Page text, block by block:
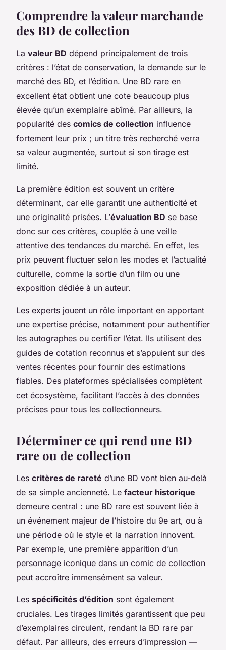
Comprendre la valeur marchande
des BD de collection
La valeur BD dépend principalement de trois
critères : l’état de conservation, la demande sur le
marché des BD, et l’édition. Une BD rare en
excellent état obtient une cote beaucoup plus
élevée qu’un exemplaire abîmé. Par ailleurs, la
popularité des comics de collection influence
fortement leur prix ; un titre très recherché verra
sa valeur augmentée, surtout si son tirage est
limité.
La première édition est souvent un critère
déterminant, car elle garantit une authenticité et
une originalité prisées. L’évaluation BD se base
donc sur ces critères, couplée à une veille
attentive des tendances du marché. En effet, les
prix peuvent fluctuer selon les modes et l’actualité
culturelle, comme la sortie d’un film ou une
exposition dédiée à un auteur.
Les experts jouent un rôle important en apportant
une expertise précise, notamment pour authentifier
les autographes ou certifier l’état. Ils utilisent des
guides de cotation reconnus et s’appuient sur des
ventes récentes pour fournir des estimations
fiables. Des plateformes spécialisées complètent
cet écosystème, facilitant l’accès à des données
précises pour tous les collectionneurs.
Déterminer ce qui rend une BD
rare ou de collection
Les critères de rareté d’une BD vont bien au-delà
de sa simple ancienneté. Le facteur historique
demeure central : une BD rare est souvent liée à
un événement majeur de l’histoire du 9e art, ou à
une période où le style et la narration innovent.
Par exemple, une première apparition d’un
personnage iconique dans un comic de collection
peut accroître immensément sa valeur.
Les spécificités d’édition sont également
cruciales. Les tirages limités garantissent que peu
d’exemplaires circulent, rendant la BD rare par
défaut. Par ailleurs, des erreurs d’impression —